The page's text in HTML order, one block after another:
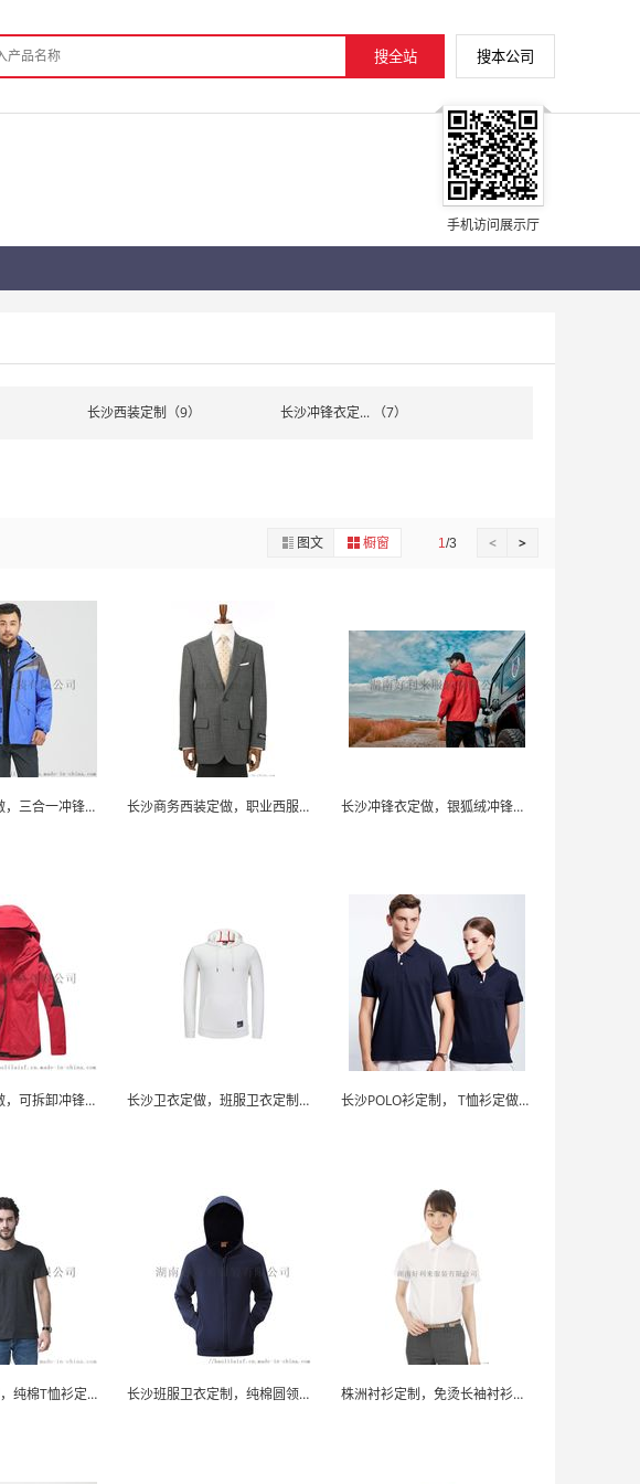
手机访问展示厅
长沙西装定制（9） 长沙冲锋衣定... （7）
图文 橱窗 1/3 < >
湘潭冲锋衣定做，三合一冲锋衣订制，广告冲锋衣定制 长沙商务西装定做，职业西服定制，量身定做男女西装 长沙冲锋衣定做，银狐绒冲锋衣定制，户外冲锋衣订做
长沙冲锋衣定做，可拆卸冲锋衣定制，团体冲锋衣订做... 长沙卫衣定做，班服卫衣定制，同学聚会卫衣订做 长沙POLO衫定制， T恤衫定做，团体T恤衫订...
长沙T恤衫定制，纯棉T恤衫定做，印字T恤衫订做，... 长沙班服卫衣定制，纯棉圆领卫衣定做，印字卫衣订制 株洲衬衫定制，免烫长袖衬衫定做，修身衬衫订做加工